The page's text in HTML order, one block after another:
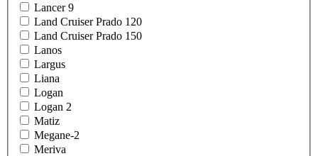
Lancer 9
Land Cruiser Prado 120
Land Cruiser Prado 150
Lanos
Largus
Liana
Logan
Logan 2
Matiz
Megane-2
Meriva